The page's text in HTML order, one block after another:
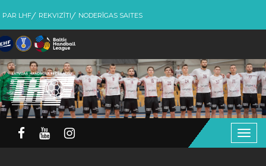
PAR LHF REKVIZĪTI NODERĪGAS SAITES